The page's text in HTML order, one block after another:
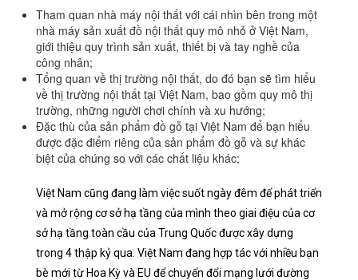
Tham quan nhà máy nội thất với cái nhìn bên trong một
nhà máy sản xuất đồ nội thất quy mô nhỏ ở Việt Nam,
giới thiệu quy trình sản xuất, thiết bị và tay nghề của
công nhân;
Tổng quan về thị trường nội thất, do đó bạn sẽ tìm hiểu
về thị trường nội thất tại Việt Nam, bao gồm quy mô thị
trường, những người chơi chính và xu hướng;
Đặc thù của sản phẩm đồ gỗ tại Việt Nam để bạn hiểu
được đặc điểm riêng của sản phẩm đồ gỗ và sự khác
biệt của chúng so với các chất liệu khác;
Việt Nam cũng đang làm việc suốt ngày đêm để phát triển
và mở rộng cơ sở hạ tầng của mình theo giai điệu của cơ
sở hạ tầng toàn cầu của Trung Quốc được xây dựng
trong 4 thập kỷ qua. Việt Nam đang hợp tác với nhiều bạn
bè mới từ Hoa Kỳ và EU để chuyển đổi mạng lưới đường